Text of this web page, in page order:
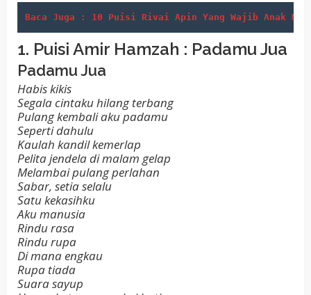
Baca Juga : 10 Puisi Rivai Apin Yang Wajib Anak
1. Puisi Amir Hamzah : Padamu Jua
Padamu Jua
Habis kikis
Segala cintaku hilang terbang
Pulang kembali aku padamu
Seperti dahulu
Kaulah kandil kemerlap
Pelita jendela di malam gelap
Melambai pulang perlahan
Sabar, setia selalu
Satu kekasihku
Aku manusia
Rindu rasa
Rindu rupa
Di mana engkau
Rupa tiada
Suara sayup